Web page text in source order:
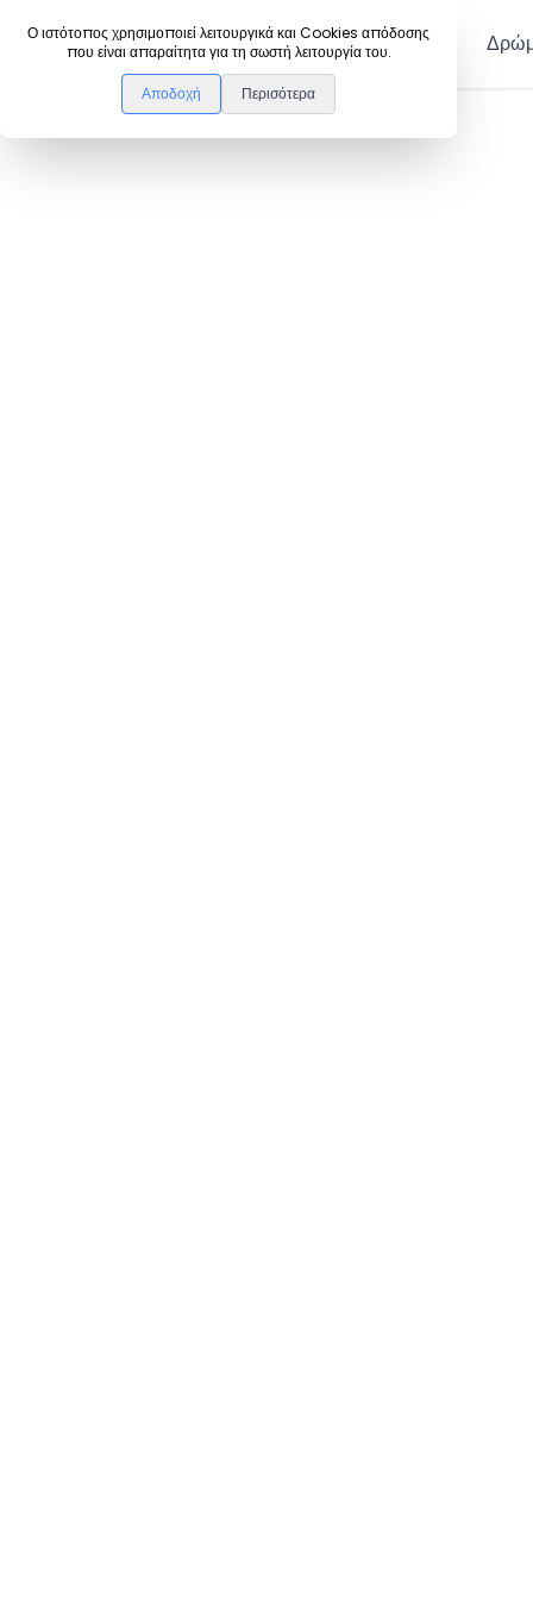
Ο ιστότοπος χρησιμοποιεί λειτουργικά και Cookies απόδοσης
που είναι απαραίτητα για τη σωστή λειτουργία του.
Αποδοχή Περισότερα
DanceLink Μέλη